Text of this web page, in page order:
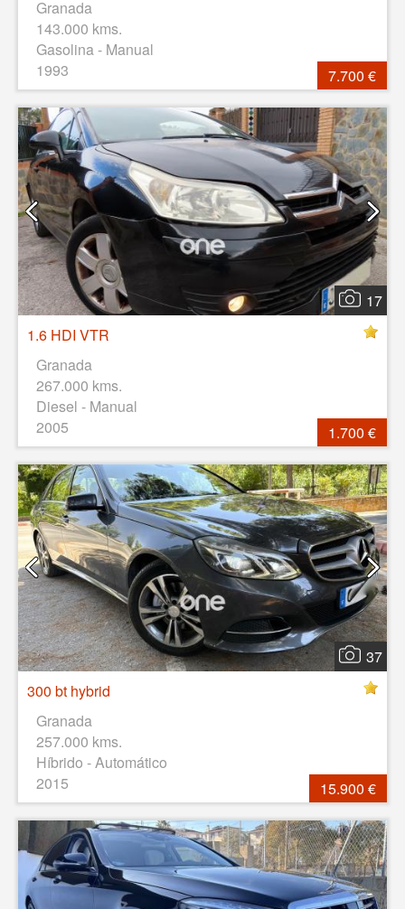
Granada
143.000 kms.
Gasolina - Manual
1993
7.700 €
17
1.6 HDI VTR
Granada
267.000 kms.
Diesel - Manual
2005
1.700 €
37
300 bt hybrid
Granada
257.000 kms.
Híbrido - Automático
2015
15.900 €